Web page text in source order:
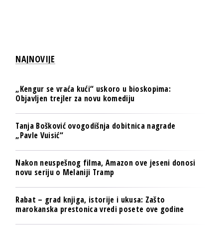
NAJNOVIJE
„Kengur se vraća kući“ uskoro u bioskopima:
Objavljen trejler za novu komediju
Tanja Bošković ovogodišnja dobitnica nagrade
„Pavle Vuisić“
Nakon neuspešnog filma, Amazon ove jeseni donosi
novu seriju o Melaniji Tramp
Rabat – grad knjiga, istorije i ukusa: Zašto
marokanska prestonica vredi posete ove godine